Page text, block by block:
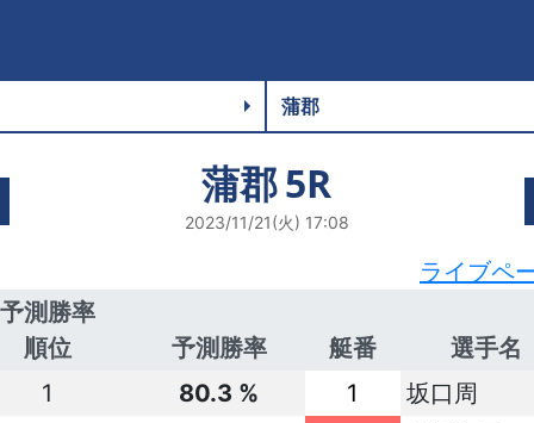
蒲郡5R
2023/11/21(火) 17:08
ライブペ
予測勝率
順位
予測勝率 艇番
選手名
1
80.3 % 1
坂口周